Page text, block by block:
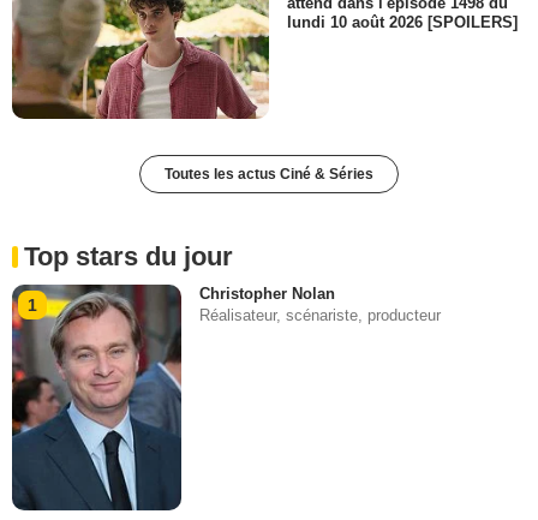
lundi 10 août 2026 [SPOILERS]
Toutes les actus Ciné & Séries
Top stars du jour
1
Christopher Nolan
Réalisateur, scénariste, producteur